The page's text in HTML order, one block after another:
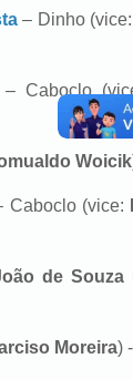
– Dinho (vice:
– Caboclo
Woicik
Caboclo (vice:
de Souza
Moreira)